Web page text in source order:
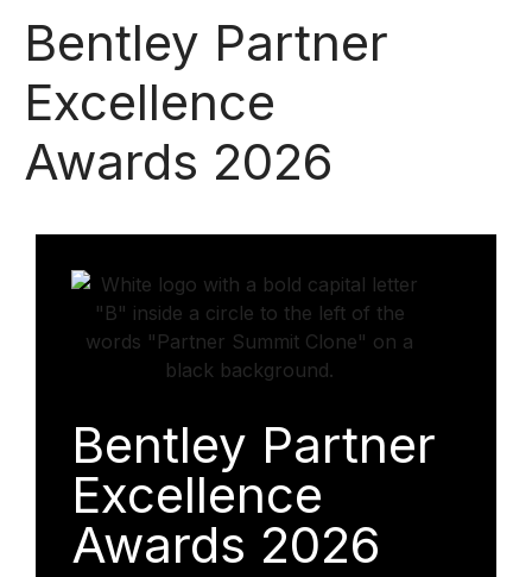
Bentley Partner
Excellence
Awards 2026
Bentley Partner
Excellence
Awards 2026